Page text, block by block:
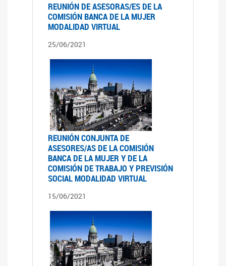
REUNIÓN DE ASESORAS/ES DE LA
COMISIÓN BANCA DE LA MUJER
MODALIDAD VIRTUAL
25/06/2021
REUNIÓN CONJUNTA DE
ASESORES/AS DE LA COMISIÓN
BANCA DE LA MUJER Y DE LA
COMISIÓN DE TRABAJO Y PREVISIÓN
SOCIAL MODALIDAD VIRTUAL
15/06/2021